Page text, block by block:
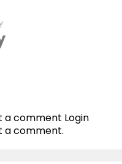
a comment Login
a comment.